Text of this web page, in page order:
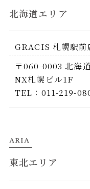
北海道エリア
GRACIS 札幌駅前
〒060-0003 北海
NX札幌ビル1F
TEL：011-219-
ARIA
東北エリア